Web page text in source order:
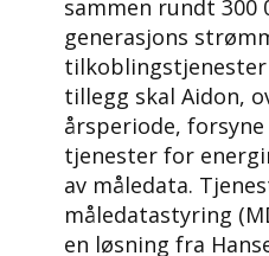
sammen rundt 300
generasjons
tillegg skal Aidon,
årsperiode,
tjenester for
av måledata.
måledatastyring
en løsning fra